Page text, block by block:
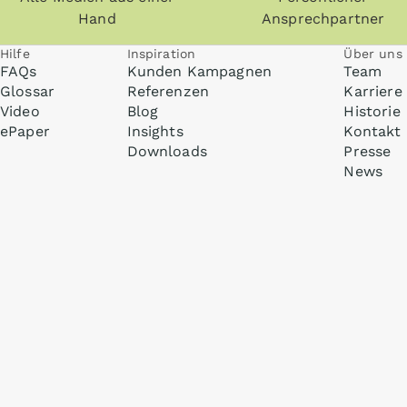
Hand
Ansprechpartner
Hilfe
FAQs
Glossar
Video
ePaper
Inspiration
Kunden Kampagnen
Referenzen
Blog
Insights
Downloads
Über uns
Team
Karriere
Historie
Kontakt
Presse
News